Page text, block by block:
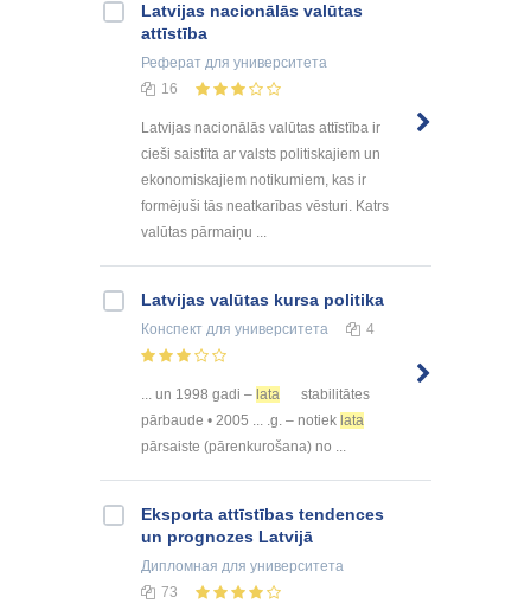
Latvijas nacionālās valūtas
attīstība
Реферат для университета
16
Latvijas nacionālās valūtas attīstība ir
cieši saistīta ar valsts politiskajiem un
ekonomiskajiem notikumiem, kas ir
formējuši tās neatkarības vēsturi. Katrs
valūtas pārmaiņu ...
Latvijas valūtas kursa politika
Конспект для университета 4
... un 1998 gadi – lata
stabilitātes
pārbaude • 2005 ... .g. – notiek lata
pārsaiste (pārenkurošana) no ...
Eksporta attīstības tendences
un prognozes Latvijā
Дипломная для университета
73